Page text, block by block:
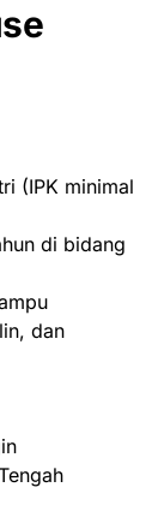
(IPK minimal
di bidang
dan